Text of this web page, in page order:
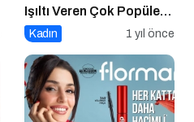
Işıltı Veren Çok Popüler
Lipgloss Serisi Dewy Lip
Kadın 1 yıl önce